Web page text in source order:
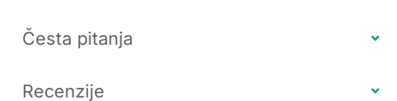
Česta pitanja
Recenzije